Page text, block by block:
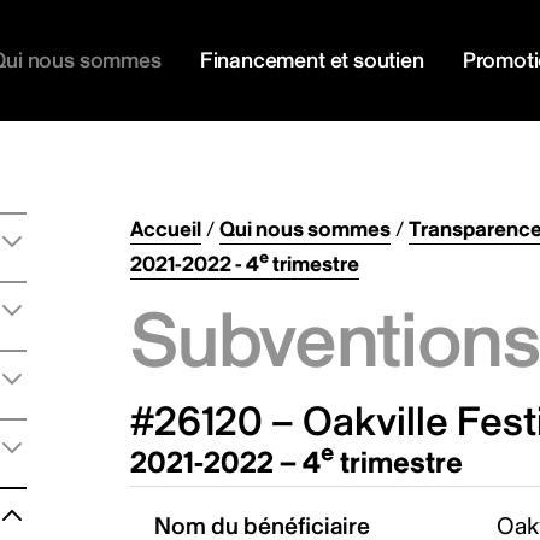
nous sommes Financement et soutien
Accueil/Qui nous sommes/
2021-2022 - 4etrimestre
#26120 – Oakville
2021-2022 – 4e trimestre
Nom du bénéficiaire